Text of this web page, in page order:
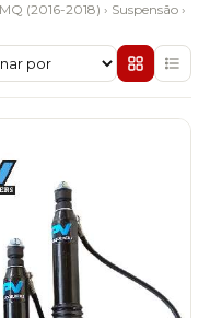
(2016-2018) › Suspensão ›